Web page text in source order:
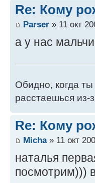
Re: Кому
Parser » 11 окт
а у нас
Обидно, когда
расстаешься из-
Re: Кому
Micha» 11 окт
наталья
посмотрим)))